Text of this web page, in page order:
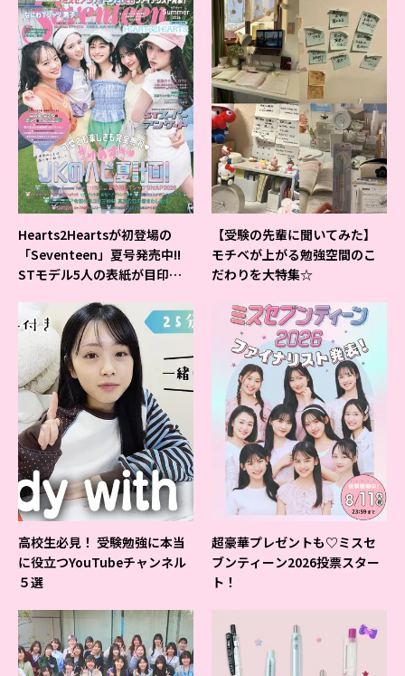
Hearts2Heartsが初登場の
「Seventeen」夏号発売中!!
STモデル5人の表紙が目印だ
【受験の先輩に聞いてみた】
モチベが上がる勉強空間のこ
だわりを大特集☆
高校生必見！ 受験勉強に本当
に役立つYouTubeチャンネル
５選
超豪華プレゼントも♡ミスセ
ブンティーン2026投票スター
ト！